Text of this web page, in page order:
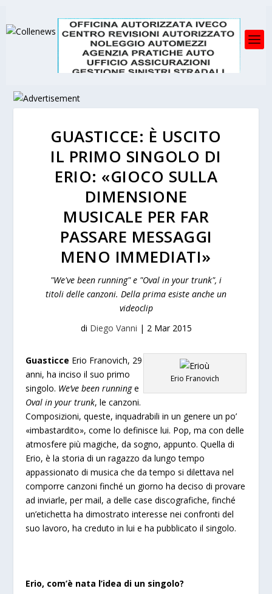
GUASTICCE: È USCITO
IL PRIMO SINGOLO DI
ERIO: «GIOCO SULLA
DIMENSIONE
MUSICALE PER FAR
PASSARE MESSAGGI
MENO IMMEDIATI»
"We've been running" e "Oval in your trunk", i
titoli delle canzoni. Della prima esiste anche un
videoclip
di Diego Vanni | 2 Mar 2015
Erio Franovich
Guasticce Erio Franovich, 29
anni, ha inciso il suo primo
singolo. We’ve been runninge
Oval in your trunk, le canzoni.
Composizioni, queste, inquadrabili in un genere un po’
«imbastardito», come lo definisce lui. Pop, ma con delle
atmosfere più magiche, da sogno, appunto. Quella di
Erio, è la storia di un ragazzo da lungo tempo
appassionato di musica che da tempo si dilettava nel
comporre canzoni finché un giorno ha deciso di provare
ad inviarle, per mail, a delle case discografiche, finché
un’etichetta ha dimostrato interesse nei confronti del
suo lavoro, ha creduto in lui e ha pubblicato il singolo.
Erio, com’è nata l’idea di un singolo?